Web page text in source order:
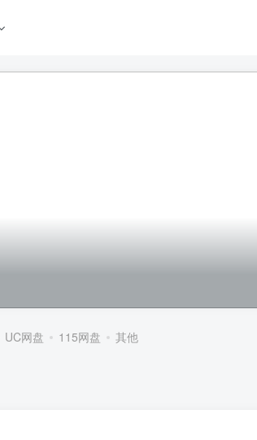
UC网盘 115网盘
其他